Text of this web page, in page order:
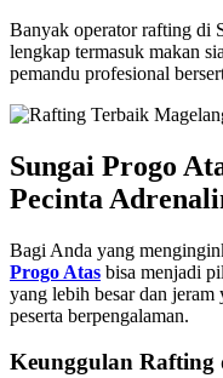
Banyak operator rafting di
lengkap termasuk makan
pemandu profesional
Sungai Progo
Pecinta
Bagi Anda yang
Progo Atas bisa menjadi
yang lebih besar dan
peserta berpengalaman.
Keunggulan Rafting